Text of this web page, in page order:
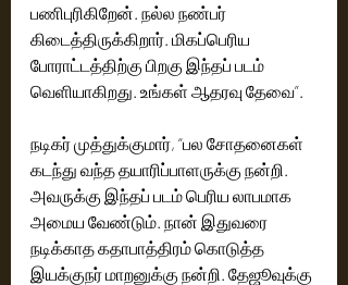
பணிபுரிகிறேன். நல்ல நண்பர்
கிடைத்திருக்கிறார். மிகப்பெரிய
போராட்டத்திற்கு பிறகு இந்தப் படம்
வெளியாகிறது. உங்கள் ஆதரவு தேவை”.
நடிகர் முத்துக்குமார், “பல சோதனைகள்
கடந்து வந்த தயாரிப்பாளருக்கு நன்றி.
அவருக்கு இந்தப் படம் பெரிய லாபமாக
அமைய வேண்டும். நான் இதுவரை
நடிக்காத கதாபாத்திரம் கொடுத்த
இயக்குநர் மாறனுக்கு நன்றி. தேஜூவுக்கு